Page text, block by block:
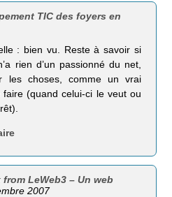
TIC des foyers en
: bien vu. Reste à savoir si
rien d’un passionné du net,
les choses, comme un vrai
(quand celui-ci le veut ou
from LeWeb3 – Un web
2007